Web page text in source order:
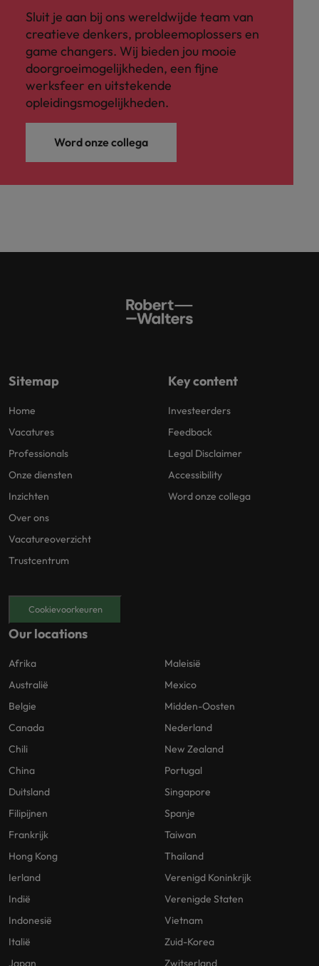
Sluit je aan bij ons wereldwijde team van
creatieve denkers, probleemoplossers en
game changers. Wij bieden jou mooie
doorgroeimogelijkheden, een fijne
werksfeer en uitstekende
opleidingsmogelijkheden.
Word onze collega
Sitemap
Home
Vacatures
Professionals
Onze diensten
Inzichten
Over ons
Vacatureoverzicht
Trustcentrum
Key content
Investeerders
Feedback
Legal Disclaimer
Accessibility
Word onze collega
Cookievoorkeuren
Our locations
Afrika
Australië
Belgie
Canada
Chili
China
Duitsland
Filipijnen
Frankrijk
Hong Kong
Ierland
Indië
Indonesië
Italië
Japan
Maleisië
Mexico
Midden-Oosten
Nederland
New Zealand
Portugal
Singapore
Spanje
Taiwan
Thailand
Verenigd Koninkrijk
Verenigde Staten
Vietnam
Zuid-Korea
Zwitserland